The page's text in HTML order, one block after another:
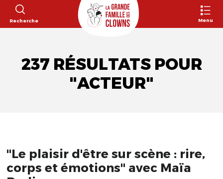
Recherche Menu
237 RÉSULTATS POUR
"ACTEUR"
"Le plaisir d'être sur scène : rire,
corps et émotions" avec Maïa